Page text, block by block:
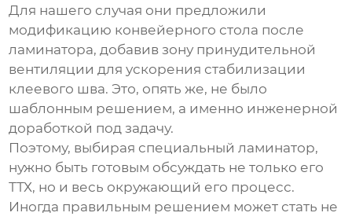
Для нашего случая они предложили
модификацию конвейерного стола после
ламинатора, добавив зону принудительной
вентиляции для ускорения стабилизации
клеевого шва. Это, опять же, не было
шаблонным решением, а именно инженерной
доработкой под задачу.
Поэтому, выбирая специальный ламинатор,
нужно быть готовым обсуждать не только его
ТТХ, но и весь окружающий его процесс.
Иногда правильным решением может стать не